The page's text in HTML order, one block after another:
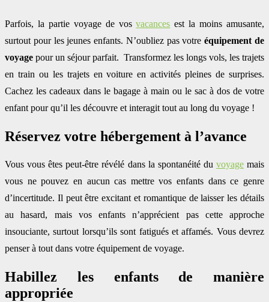
Parfois, la partie voyage de vosvacances est la moins amusante,
surtout pour les jeunes enfants. N’oubliez pas votreéquipement de
voyage pour un séjour parfait. Transformez les longs vols, les trajets
en train ou les trajets en voiture en activités pleines de surprises.
Cachez les cadeaux dans le bagage à main ou le sac à dos de votre
enfant pour qu’il les découvre et interagit tout au long du voyage !
Réservez votre hébergement à l’avance
Vous vous êtes peut-être révélé dans la spontanéité du voyagemais
vous ne pouvez en aucun cas mettre vos enfants dans ce genre
d’incertitude. Il peut être excitant et romantique de laisser les détails
au hasard, mais vos enfants n’apprécient pas cette approche
insouciante, surtout lorsqu’ils sont fatigués et affamés. Vous devrez
penser à tout dans votre équipement de voyage.
Habillez les enfants de manière
appropriée